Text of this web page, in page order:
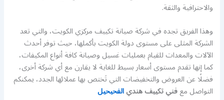
والاحترافية والثقة.
وهذا الفريق تجده في شركة صيانة تكييف مركزي الكويت، والتي تعد
الشركة المثلى على مستوى دولة الكويت بأكملها، حيث توفر أحدث
الآلات والمعدات للقيام بعمليات غسيل وصيانة كافة أنواع المكيفات،
كما إنها تقدم مستوى أسعار بسيط للغاية لا يقارن مع أي شركة أخرى،
فضلًا عن العروض والتخفيضات التي تَختص بها عملائها الجدد، يمكنكم
التواصل معفني تكييف هنديالفحيحيل